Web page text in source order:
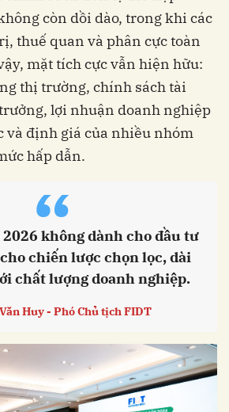
còn dồi dào, trong khi các
thuế quan và phân cực toàn
mặt tích cực vẫn hiện hữu:
thị trường, chính sách tài
lợi nhuận doanh nghiệp
và định giá của nhiều nhóm
hấp dẫn.
“
2026 không dành cho đầu tư
chiến lược chọn lọc, dài
chất lượng doanh nghiệp.
Huy - Phó Chủ tịch FIDT